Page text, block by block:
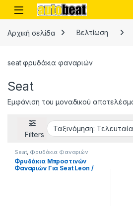
Skip to navigation
Skip to content
Open
Αρχική σελίδα Βελτίωση
seat φρυδάκια φαναριών
Seat
Εμφάνιση του μοναδικού
Filters
Seat, Φρυδάκια Φαναριών
Φρυδάκια Μπροστινών
Φαναριών Για Seat Leon /